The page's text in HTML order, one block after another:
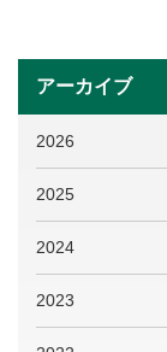
アーカイブ
2026
2025
2024
2023